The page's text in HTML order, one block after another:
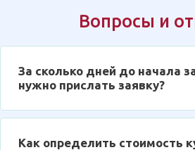
Вопросы и
За сколько дней до начала
нужно прислать заявку?
Как определить стоимость